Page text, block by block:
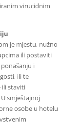
virucidnim
je mjestu, nužno
ili postaviti
i
ili te
ili staviti
smještajnoj
osobe u hotelu